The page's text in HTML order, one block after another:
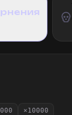
×10000